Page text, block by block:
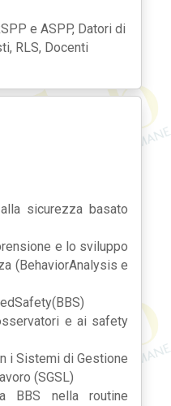
e ASPP, Datori di
RLS, Docenti
sicurezza basato
e lo sviluppo
(BehaviorAnalysis e
e ai safety
i Sistemi di Gestione
(SGSL)
BBS nella routine